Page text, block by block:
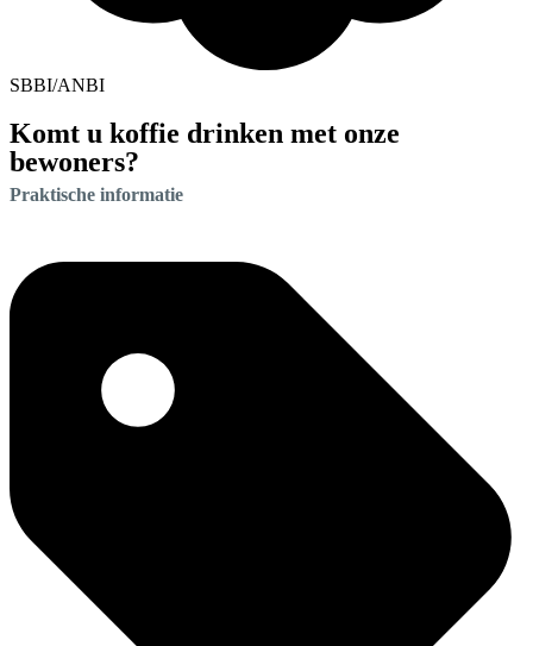
SBBI/ANBI
Komt u koffie drinken met onze
bewoners?
Praktische informatie